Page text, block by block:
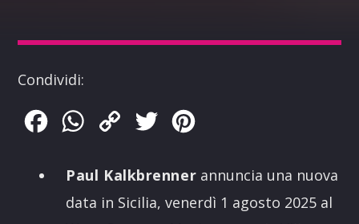
Condividi:
FacebookWhatsApp
Copy
Twitter
Paul Kalkbrenner annuncia una nuova
data in Sicilia, venerdì 1 agosto 2025 al